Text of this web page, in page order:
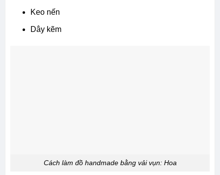
Keo nến
Dây kẽm
Cách làm đồ handmade bằng vải vụn: Hoa